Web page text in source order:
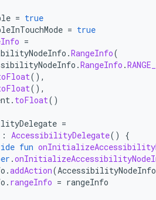
= true
= true
=
.RangeInfo(
.RangeInfo .
(),
(),
. toFloat()
=
: AccessibilityDelegate()
{
fun
.
.addAction(AccessibilityNodeInfo
. rangeInfo = rangeInfo